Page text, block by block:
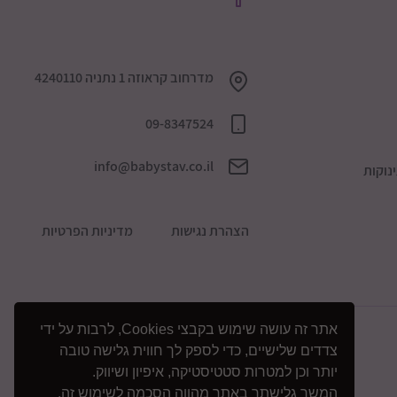
אתר זה עושה שימוש בקבצי Cookies, לרבות על ידי
צדדים שלישיים, כדי לספק לך חווית גלישה טובה
יותר וכן למטרות סטטיסטיקה, איפיון ושיווק.
המשך גלישתך באתר מהווה הסכמה לשימוש זה.
מדרחוב קראוזה 1 נתניה 4240110
09-8347524
info@babystav.co.il
הצהרת נגישות מדיניות הפרטיות